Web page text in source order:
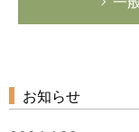
お知らせ